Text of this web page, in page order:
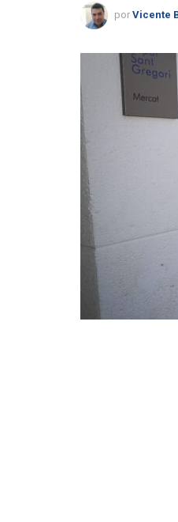
por Vicente